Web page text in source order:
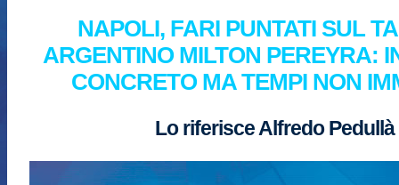
NAPOLI, FARI PUNTATI SUL
ARGENTINO MILTON PEREYRA:
CONCRETO MA TEMPI NON
Lo riferisce Alfredo Pedullà